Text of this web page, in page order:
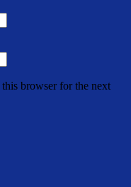
browser for the next